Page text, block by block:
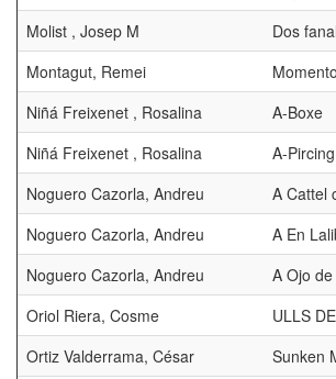
Molist , Josep M
Dos
Montagut, Remei
Momento
Niñá Freixenet , Rosalina
A-Boxe
Niñá Freixenet , Rosalina
A-Pircing
Noguero Cazorla, Andreu
A Cattel
Noguero Cazorla, Andreu
A En
Noguero Cazorla, Andreu
A Ojo
Oriol Riera, Cosme
ULLS
Ortiz Valderrama, César
Sunken